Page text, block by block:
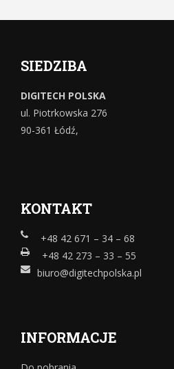
SIEDZIBA
DIGITECH POLSKA
ul. Piotrkowska 276
90-361 Łódź,
KONTAKT
+48 42 671 – 34 – 68
+48 42 273 – 33 – 55
biuro@digitechpolska.pl
INFORMACJE